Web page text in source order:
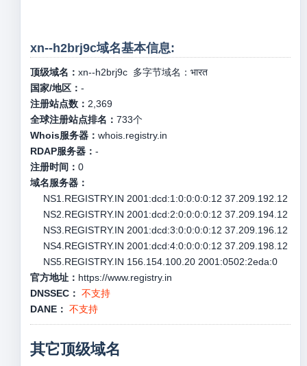
xn--h2brj9c域名基本信息:
顶级域名： xn--h2brj9c多字节域名： भारत
国家/地区： -
注册站点数： 2,369
全球注册站点排名： 733个
Whois服务器： whois.registry.in
RDAP服务器： -
注册时间： 0
域名服务器：
NS1.REGISTRY.IN 2001:dcd:1:0:0:0:0:12 37.209.192.12
NS2.REGISTRY.IN 2001:dcd:2:0:0:0:0:12 37.209.194.12
NS3.REGISTRY.IN 2001:dcd:3:0:0:0:0:12 37.209.196.12
NS4.REGISTRY.IN 2001:dcd:4:0:0:0:0:12 37.209.198.12
NS5.REGISTRY.IN 156.154.100.20 2001:0502:2eda:0
官方地址： https://www.registry.in
DNSSEC： 不支持
DANE： 不支持
其它顶级域名